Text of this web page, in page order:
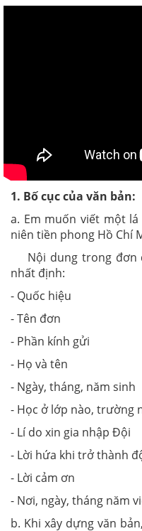
1. Bố cục của văn bản:
a. Em muốn viết một
niên tiền phong Hồ Chí
Nội dung trong đơn
nhất định:
- Quốc hiệu
- Tên đơn
- Phần kính gửi
- Họ và tên
- Ngày, tháng, năm sinh
- Học ở lớp nào, trường
- Lí do xin gia nhập Đội
- Lời hứa khi trở thành
- Lời cảm ơn
- Nơi, ngày, tháng năm
b. Khi xây dựng văn